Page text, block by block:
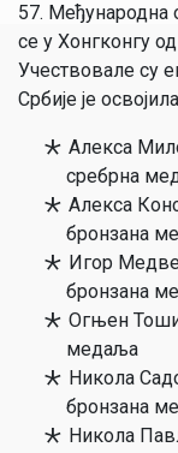
57. Међународна
се у Хонгконгу
Учествовале су
Србије је
Алекса
сребрна
Алекса
бронзана
Игор
бронзана
Огњен
медаља
Никола
бронзана
Никола